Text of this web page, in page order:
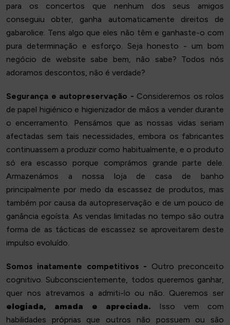
para os concertos que nenhum dos seus amigos
conseguiu obter, ganha automaticamente direitos de
gabarolice. Tens algo que eles não têm e ganhaste-o com
pura determinação e esforço. Seja honesto - um bom
negócio de website sabe bem, não sabe? Todos nós
adoramos descontos, não é verdade?
Segurança e autopreservação - Consideremos os rolos
de papel higiénico e higienizador de mãos a vender durante
o encerramento. Pensámos que as nossas vidas seriam
afectadas sem tais necessidades, embora os fabricantes
continuassem a produzir como habitualmente, e o produto
só era escasso porque comprámos grande parte dele.
Armazenámos a nossa loja de casa de banho
principalmente por medo da escassez de produtos, mas
também por causa da autopreservação e de um pouco de
ganância egoísta. As vendas limitadas no tempo são outra
forma de as tácticas de escassez se aproveitarem deste
impulso evoluído.
Somos inatamente competitivos - Outro preconceito
cognitivo. Subconscientemente, todos queremos ganhar,
quer nos atrevamos a admiti-lo ou não. Queremos ser
elogiada, amada e apreciada. Isso vem com
habilidades próprias que outros não possuem ou são